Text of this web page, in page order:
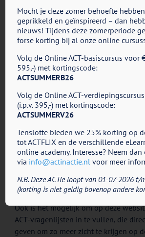
Tevens is ACT effectief gebleken bij het
het algemeen welzijn; er hoeft dus
deze transdiagnostische therapievorm.
meer lezen
Gratis ACT-tools
ACT in Actie heeft de afgelopen jaren
materiaal ontwikkeld, dat we graag vrij
stellen. Het gaat hier om meer dan 100
oefeningen, ACT-metaforen,
illustraties, geleide oefeningen en
Ook is het mogelijk om op deze
ACT-vragenlijsten in te vullen, die
geven om zo meer zicht te krijgen op
Mocht je deze zomer behoefte
geprikkeld en geïnspireerd – dan
nieuws! Tijdens deze zomerperiode
forse korting bij al onze online
Volg de Online ACT-basiscursus voor
595,-) met kortingscode:
ACTSUMMERB26
Volg de Online ACT-
(i.p.v. 395,-) met kortingscode:
ACTSUMMERV26
Tenslotte bieden we 25% korting op
tot ACTFLIX en de verschillende
online academy. Interesse? Neem
via info@actinactie.nl voor meer
N.B. Deze ACTie loopt van 01-07-2026 t/
(korting is niet geldig bovenop andere